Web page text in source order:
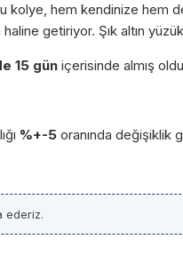
kolye, hem kendinize
getiriyor. Şık altın
15 gün içerisinde almış
%+-5 oranında değişiklik
ederiz.